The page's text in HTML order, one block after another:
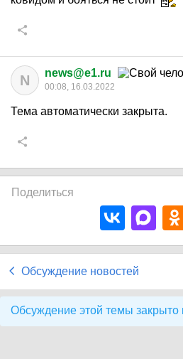
N news@e1.ru
00:08, 16.03.2022
Тема автоматически закрыта.
Поделиться
Обсуждение новостей
Обсуждение этой темы